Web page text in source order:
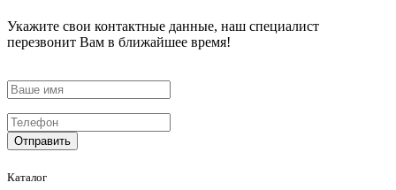
Укажите свои контактные данные, наш специалист
перезвонит Вам в ближайшее время!
Отправить
Каталог